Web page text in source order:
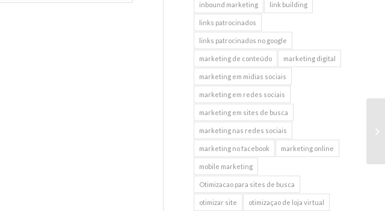
inbound marketing link building
links patrocinados
links patrocinados no google
marketing de conteúdo marketing digital
marketing em midias sociais
marketing em redes sociais
marketing em sites de busca
marketing nas redes sociais
marketing no facebook marketing online
mobile marketing
Otimizacao para sites de busca
otimizar site otimizaçao de loja virtual